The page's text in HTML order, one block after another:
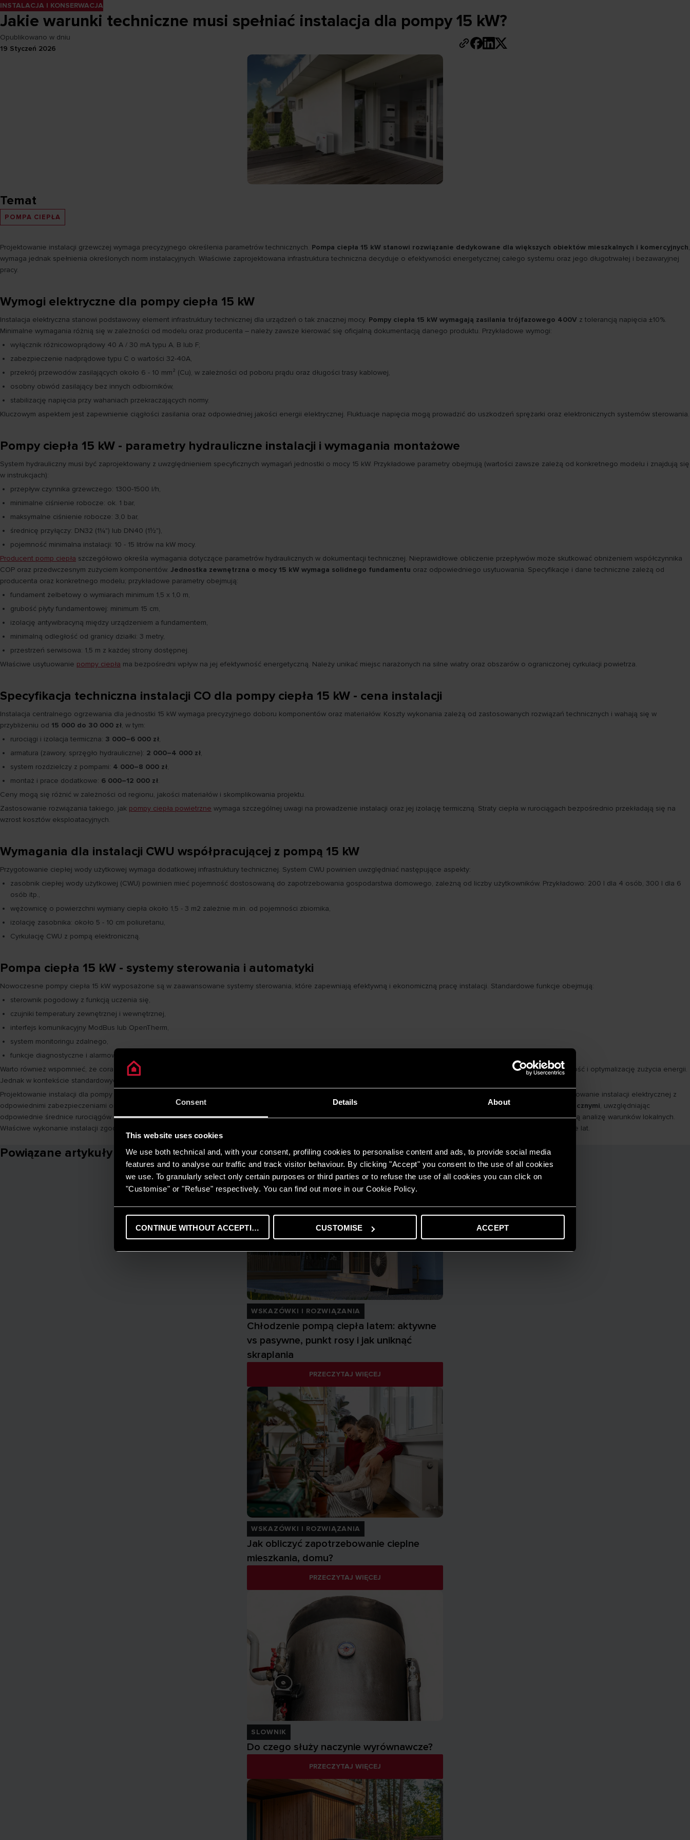
Consent Details About
This website uses cookies
We use both technical and, with your consent, profiling cookies to personalise content and ads, to provide social media
features and to analyse our traffic and track visitor behaviour. By clicking "Accept" you consent to the use of all cookies
we use. To granularly select only certain purposes or third parties or to refuse the use of all cookies you can click on
"Customise" or "Refuse" respectively. You can find out more in our Cookie Policy.
CONTINUE WITHOUT ACCEPTING CUSTOMISE ACCEPT
INSTALACJA I KONSERWACJA
Jakie warunki techniczne musi spełniać instalacja dla pompy 15 kW?
Opublikowano w dniu
19 Styczeń 2026
Temat
POMPA CIEPŁA
Projektowanie instalacji grzewczej wymaga precyzyjnego określenia parametrów technicznych. Pompa ciepła 15 kW stanowi rozwiązanie dedykowane dla większych obiektów mieszkalnych i komercyjnych,
wymaga jednak spełnienia określonych norm instalacyjnych. Właściwie zaprojektowana infrastruktura techniczna decyduje o efektywności energetycznej całego systemu oraz jego długotrwałej i bezawaryjnej
pracy.
Wymogi elektryczne dla pompy ciepła 15 kW
Instalacja elektryczna stanowi podstawowy element infrastruktury technicznej dla urządzeń o tak znacznej mocy. Pompy ciepła 15 kW wymagają zasilania trójfazowego 400V z tolerancją napięcia ±10%.
Minimalne wymagania różnią się w zależności od modelu oraz producenta – należy zawsze kierować się oficjalną dokumentacją danego produktu. Przykładowe wymogi:
wyłącznik różnicowoprądowy 40 A / 30 mA typu A, B lub F;
zabezpieczenie nadprądowe typu C o wartości 32-40A,
przekrój przewodów zasilających około 6 - 10 mm² (Cu), w zależności od poboru prądu oraz długości trasy kablowej,
osobny obwód zasilający bez innych odbiorników,
stabilizację napięcia przy wahaniach przekraczających normy.
Kluczowym aspektem jest zapewnienie ciągłości zasilania oraz odpowiedniej jakości energii elektrycznej. Fluktuacje napięcia mogą prowadzić do uszkodzeń sprężarki oraz elektronicznych systemów sterowania.
Pompy ciepła 15 kW - parametry hydrauliczne instalacji i wymagania montażowe
System hydrauliczny musi być zaprojektowany z uwzględnieniem specyficznych wymagań jednostki o mocy 15 kW. Przykładowe parametry obejmują (wartości zawsze zależą od konkretnego modelu i znajdują się
w instrukcjach):
przepływ czynnika grzewczego: 1300-1500 l/h,
minimalne ciśnienie robocze: ok. 1 bar,
maksymalne ciśnienie robocze: 3,0 bar,
średnicę przyłączy: DN32 (1¼") lub DN40 (1½"),
pojemność minimalna instalacji: 10 - 15 litrów na kW mocy.
Producent pomp ciepła szczegółowo określa wymagania dotyczące parametrów hydraulicznych w dokumentacji technicznej. Nieprawidłowe obliczenie przepływów może skutkować obniżeniem współczynnika
COP oraz przedwczesnym zużyciem komponentów. Jednostka zewnętrzna o mocy 15 kW wymaga solidnego fundamentu oraz odpowiedniego usytuowania. Specyfikacje i dane techniczne zależą od
producenta oraz konkretnego modelu; przykładowe parametry obejmują:
fundament żelbetowy o wymiarach minimum 1,5 x 1,0 m,
grubość płyty fundamentowej: minimum 15 cm,
izolację antywibracyną między urządzeniem a fundamentem,
minimalną odległość od granicy działki: 3 metry,
przestrzeń serwisowa: 1,5 m z każdej strony dostępnej.
Właściwe usytuowanie pompy ciepła ma bezpośredni wpływ na jej efektywność energetyczną. Należy unikać miejsc narażonych na silne wiatry oraz obszarów o ograniczonej cyrkulacji powietrza.
Specyfikacja techniczna instalacji CO dla pompy ciepła 15 kW - cena instalacji
Instalacja centralnego ogrzewania dla jednostki 15 kW wymaga precyzyjnego doboru komponentów oraz materiałów. Koszty wykonania zależą od zastosowanych rozwiązań technicznych i wahają się w
przybliżeniu od 15 000 do 30 000 zł, w tym:
rurociągi i izolacja termiczna: 3 000–6 000 zł,
armatura (zawory, sprzęgło hydrauliczne): 2 000–4 000 zł,
system rozdzielczy z pompami: 4 000–8 000 zł,
montaż i prace dodatkowe: 6 000–12 000 zł.
Ceny mogą się różnić w zależności od regionu, jakości materiałów i skomplikowania projektu.
Zastosowanie rozwiązania takiego, jak pompy ciepła powietrzne wymaga szczególnej uwagi na prowadzenie instalacji oraz jej izolację termiczną. Straty ciepła w rurociągach bezpośrednio przekładają się na
wzrost kosztów eksploatacyjnych.
Wymagania dla instalacji CWU współpracującej z pompą 15 kW
Przygotowanie ciepłej wody użytkowej wymaga dodatkowej infrastruktury technicznej. System CWU powinien uwzględniać następujące aspekty:
zasobnik ciepłej wody użytkowej (CWU) powinien mieć pojemność dostosowaną do zapotrzebowania gospodarstwa domowego, zależną od liczby użytkowników. Przykładowo: 200 l dla 4 osób, 300 l dla 6
osób itp.,
wężownicę o powierzchni wymiany ciepła około 1,5 - 3 m2 zależnie m.in. od pojemności zbiornika,
izolację zasobnika: około 5 - 10 cm poliuretanu,
Cyrkulację CWU z pompą elektroniczną.
Pompa ciepła 15 kW - systemy sterowania i automatyki
Nowoczesne pompy ciepła 15 kW wyposażone są w zaawansowane systemy sterowania, które zapewniają efektywną i ekonomiczną pracę instalacji. Standardowe funkcje obejmują:
sterownik pogodowy z funkcją uczenia się,
czujniki temperatury zewnętrznej i wewnętrznej,
interfejs komunikacyjny ModBus lub OpenTherm,
system monitoringu zdalnego,
funkcje diagnostyczne i alarmowe.
Warto również wspomnieć, że coraz częściej na rynku pojawiają się
, które łączą różne technologie grzewcze, dzięki czemu oferują większą elastyczność i optymalizację zużycia energii.
Jednak w kontekście standardowych pomp ciepła 15 kW koncentrujemy się na typowych systemach sterowania dostosowanych do jednego źródła ciepła.
Projektowanie instalacji dla pompy ciepła 15 kW wymaga kompleksowego podejścia uwzględniającego wszystkie aspekty techniczne. Kluczowe znaczenie ma właściwe przygotowanie instalacji elektrycznej z
odpowiednimi zabezpieczeniami oraz fundamentu zapewniającego stabilną pracę urządzenia.
System hydrauliczny musi być zaprojektowany zgodnie z parametrami technicznymi, uwzględniając
odpowiednie średnice rurociągów i elementy zabezpieczające. Przed rozpoczęciem montażu należy uzyskać wszystkie niezbędne pozwolenia oraz przeprowadzić szczegółową analizę warunków lokalnych.
Właściwe wykonanie instalacji zgodnie z zaleceniami producenta i obowiązującymi normami zapewnia bezpieczną i ekonomiczną eksploatację systemu grzewczego przez wiele lat.
Powiązane artykuły
WSKAZÓWKI I ROZWIĄZANIA
Chłodzenie pompą ciepła latem: aktywne
vs pasywne, punkt rosy i jak uniknąć
skraplania
PRZECZYTAJ WIĘCEJ
WSKAZÓWKI I ROZWIĄZANIA
Jak obliczyć zapotrzebowanie cieplne
mieszkania, domu?
PRZECZYTAJ WIĘCEJ
SLOWNIK
Do czego służy naczynie wyrównawcze?
PRZECZYTAJ WIĘCEJ